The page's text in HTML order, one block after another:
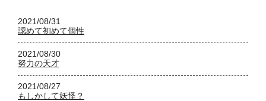
2021/08/31
認めて初めて個性
2021/08/30
努力の天才
2021/08/27
もしかして妖怪？